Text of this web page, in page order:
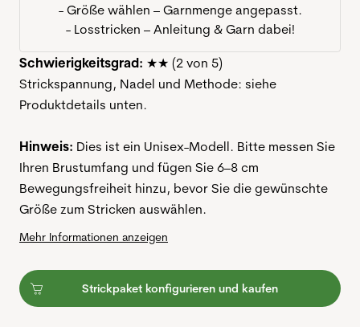
- Größe wählen – Garnmenge angepasst.
- Losstricken – Anleitung & Garn dabei!
Schwierigkeitsgrad: ★★ (2 von 5)
Strickspannung, Nadel und Methode: siehe
Produktdetails unten.
Hinweis: Dies ist ein Unisex-Modell. Bitte messen Sie
Ihren Brustumfang und fügen Sie 6–8 cm
Bewegungsfreiheit hinzu, bevor Sie die gewünschte
Größe zum Stricken auswählen.
Mehr Informationen anzeigen
Strickpaket konfigurieren und kaufen